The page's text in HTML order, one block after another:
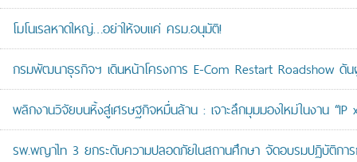
โมโนเรลหาดใหญ่…อย่าให้จบแค่ ครม.อนุมัติ!
กรมพัฒนาธุรกิจฯ เดินหน้าโครงการ E-Com Restart Roadshow ดั
พลิกงานวิจัยบนหิ้งสู่เศรษฐกิจหมื่นล้าน : เจาะลึกมุมมองใหม่ในงาน “IP
รพ.พญาไท 3 ยกระดับความปลอดภัยในสถานศึกษา จัดอบรมปฏิบัติกา